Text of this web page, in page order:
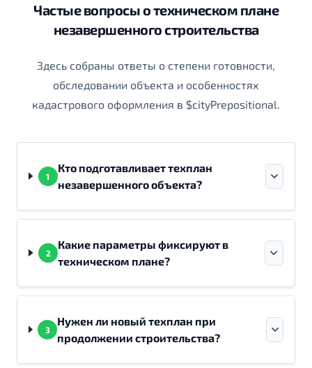
Частые вопросы о техническом плане
незавершенного строительства
Здесь собраны ответы о степени готовности,
обследовании объекта и особенностях
кадастрового оформления в $cityPrepositional.
1
Кто подготавливает техплан
незавершенного объекта?
2
Какие параметры фиксируют в
техническом плане?
3
Нужен ли новый техплан при
продолжении строительства?